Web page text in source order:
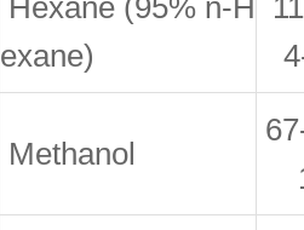
Hexane (95% n-H
exane)
Methanol